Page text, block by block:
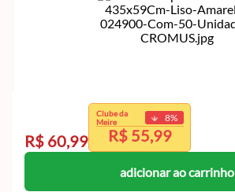
R$ 60,99
Clube da
Meire
8%
R$ 55,99
exclusivo
Clube da Meire.
Cadastre-se e aproveite
adicionar ao carrinho